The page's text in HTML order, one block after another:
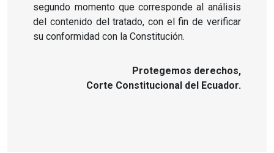
segundo momento que corresponde al análisis
del contenido del tratado, con el fin de verificar
su conformidad con la Constitución.
Protegemos derechos,
Corte Constitucional del Ecuador.